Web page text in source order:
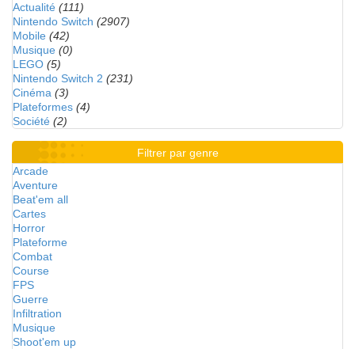
Actualité (111)
Nintendo Switch (2907)
Mobile (42)
Musique (0)
LEGO (5)
Nintendo Switch 2 (231)
Cinéma (3)
Plateformes (4)
Société (2)
Filtrer par genre
Arcade
Aventure
Beat'em all
Cartes
Horror
Plateforme
Combat
Course
FPS
Guerre
Infiltration
Musique
Shoot'em up